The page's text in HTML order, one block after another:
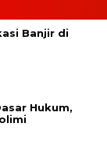
Banjir di
Hukum,